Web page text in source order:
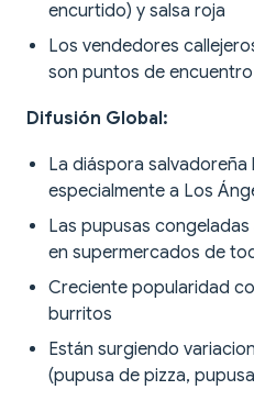
encurtido) y salsa roja
Los vendedores
son puntos de
Difusión Global:
La diáspora salvadoreña
especialmente a Los
Las pupusas
en supermercados de
Creciente popularidad
burritos
Están surgiendo
(pupusa de pizza,